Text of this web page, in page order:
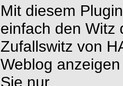
Mit diesem
einfach den Witz
Zufallswitz von
Weblog
Sie nur